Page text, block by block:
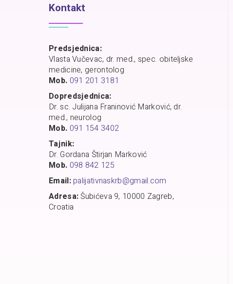
Kontakt
Predsjednica:
Vlasta Vučevac, dr. med., spec. obiteljske
medicine, gerontolog
Mob. 091 201 3181
Dopredsjednica:
Dr. sc. Julijana Franinović Marković, dr.
med., neurolog
Mob. 091 154 3402
Tajnik:
Dr. Gordana Štirjan Marković
Mob. 098 842 125
Email:palijativnaskrb@gmail.com
Adresa:Šubićeva 9, 10000 Zagreb,
Croatia